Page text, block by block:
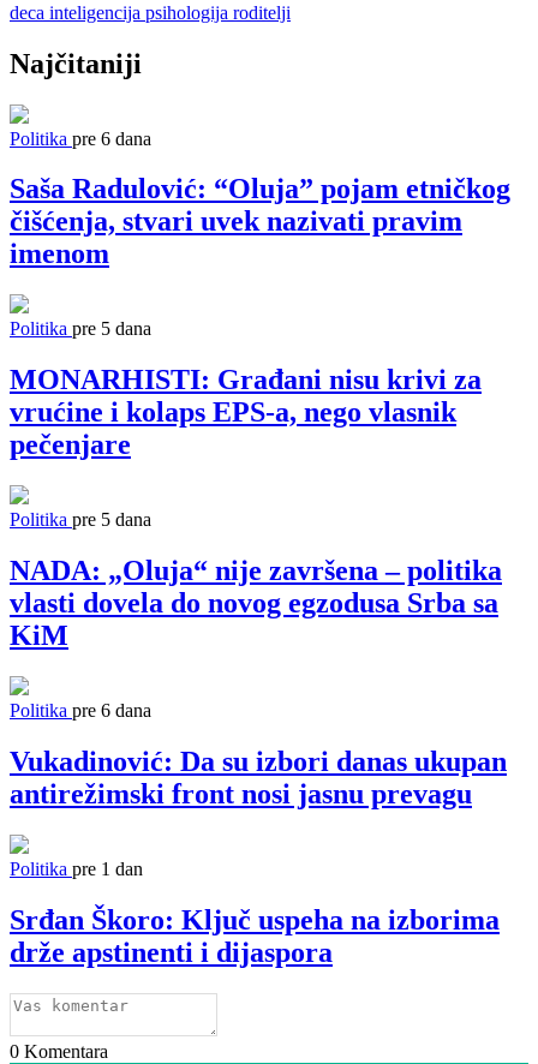
deca inteligencija psihologija roditelji
Najčitaniji
Politika pre 6 dana
Saša Radulović: “Oluja” pojam etničkog
čišćenja, stvari uvek nazivati pravim
imenom
Politika pre 5 dana
MONARHISTI: Građani nisu krivi za
vrućine i kolaps EPS-a, nego vlasnik
pečenjare
Politika pre 5 dana
NADA: „Oluja“ nije završena – politika
vlasti dovela do novog egzodusa Srba sa
KiM
Politika pre 6 dana
Vukadinović: Da su izbori danas ukupan
antirežimski front nosi jasnu prevagu
Politika pre 1 dan
Srđan Škoro: Ključ uspeha na izborima
drže apstinenti i dijaspora
0 Komentara